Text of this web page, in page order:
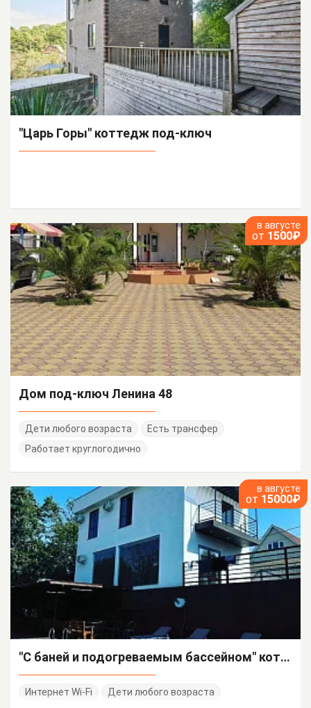
"Царь Горы" коттедж под-ключ
в августе
от 1500₽
Дом под-ключ Ленина 48
Дети любого возраста
Есть трансфер
Работает круглогодично
в августе
от 15000₽
"С баней и подогреваемым бассейном" коттедж под-ключ
Интернет Wi-Fi Дети любого возраста